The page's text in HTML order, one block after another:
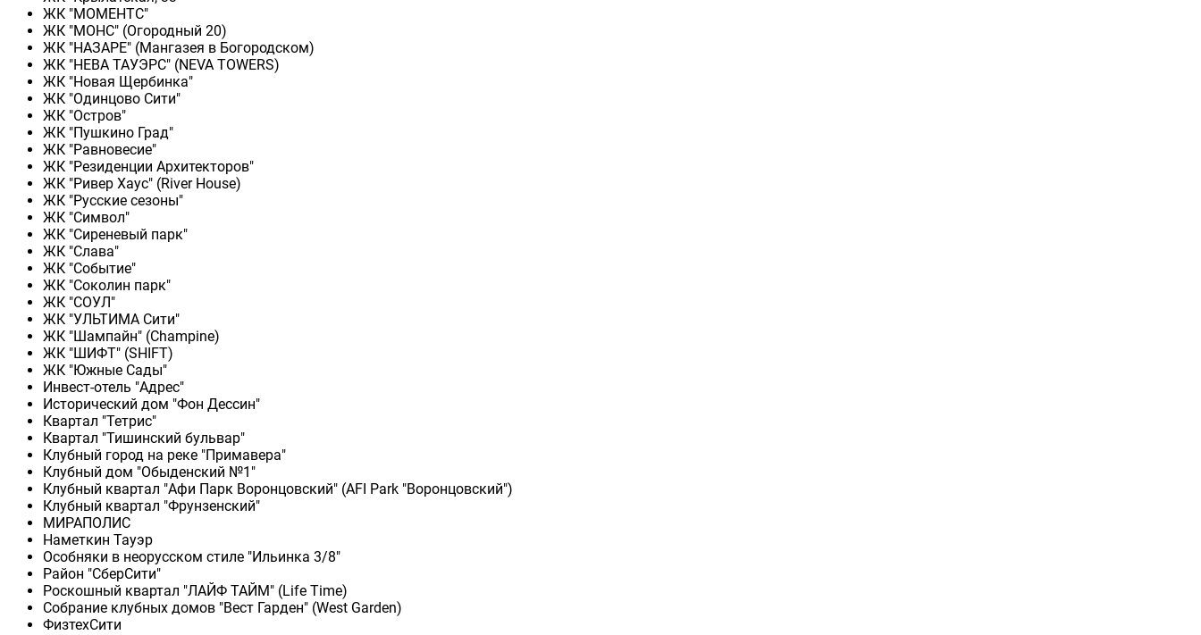
ЖК "МОМЕНТС"
ЖК "МОНС" (Огородный 20)
ЖК "НАЗАРЕ" (Мангазея в Богородском)
ЖК "НЕВА ТАУЭРС" (NEVA TOWERS)
ЖК "Новая Щербинка"
ЖК "Одинцово Сити"
ЖК "Остров"
ЖК "Пушкино Град"
ЖК "Равновесие"
ЖК "Резиденции Архитекторов"
ЖК "Ривер Хаус" (River Нouse)
ЖК "Русские сезоны"
ЖК "Символ"
ЖК "Сиреневый парк"
ЖК "Слава"
ЖК "Событие"
ЖК "Соколин парк"
ЖК "СОУЛ"
ЖК "УЛЬТИМА Сити"
ЖК "Шампайн" (Champine)
ЖК "ШИФТ" (SHIFT)
ЖК "Южные Сады"
Инвест-отель "Адрес"
Исторический дом "Фон Дессин"
Квартал "Тетрис"
Квартал "Тишинский бульвар"
Клубный город на реке "Примавера"
Клубный дом "Обыденский №1"
Клубный квартал "Афи Парк Воронцовский" (AFI Park "Воронцовский")
Клубный квартал "Фрунзенский"
МИРАПОЛИС
Наметкин Тауэр
Особняки в неорусском стиле "Ильинка 3/8"
Район "СберСити"
Роскошный квартал "ЛАЙФ ТАЙМ" (Life Time)
Собрание клубных домов "Вест Гарден" (West Garden)
ФизтехСити